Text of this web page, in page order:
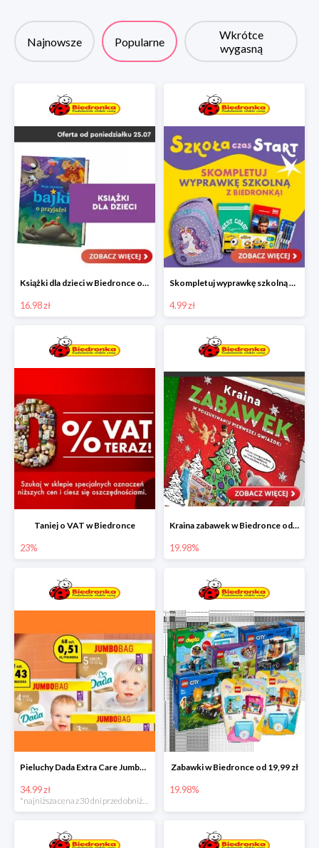
Najnowsze Popularne
Wkrótce
wygasną
Książki dla dzieci w Biedronce od 16,99 zł
16.98 zł
Skompletuj wyprawkę szkolną z Biedronką od 4,99 zł
4.99 zł
Taniej o VAT w Biedronce
23%
Kraina zabawek w Biedronce od 19,99 zł
19.98%
Pieluchy Dada Extra Care Jumbo Bag w super cenie
34.99 zł
*najniższa cena z 30 dni przed obniżką
Zabawki w Biedronce od 19,99 zł
19.98%